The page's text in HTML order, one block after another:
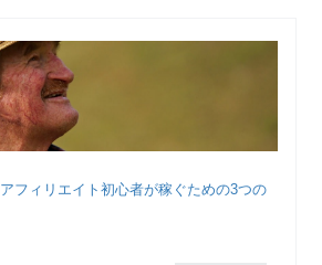
アフィリエイト初心者が稼ぐための3つの